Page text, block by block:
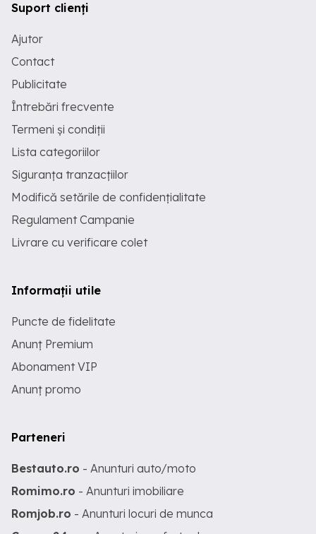
Suport clienți
Ajutor
Contact
Publicitate
Întrebări frecvente
Termeni și condiții
Lista categoriilor
Siguranța tranzacțiilor
Modifică setările de confidențialitate
Regulament Campanie
Livrare cu verificare colet
Informații utile
Puncte de fidelitate
Anunț Premium
Abonament VIP
Anunț promo
Parteneri
Bestauto.ro - Anunturi auto/moto
Romimo.ro - Anunturi imobiliare
Romjob.ro - Anunturi locuri de munca